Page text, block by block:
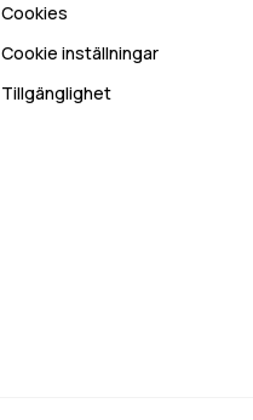
Cookies
Cookie inställningar
Tillgänglighet